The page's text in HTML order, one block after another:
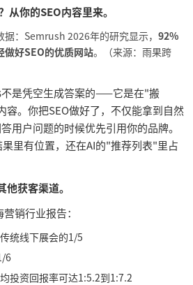
你的SEO内容里来。
： Semrush 2026年的研究显示， 92%
做好SEO的优质网站。（来源：雨果跨
是凭空生成答案的——它是在"搬
。你把SEO做好了，不仅能拿到自然
用户问题的时候优先引用你的品牌。
里有位置，还在AI的"推荐列表"里占
获客渠道。
销行业报告：
统线下展会的1/5
6
投资回报率可达1:5.2到1:7.2